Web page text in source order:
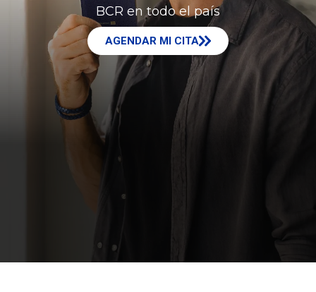
BCR en todo el país
AGENDAR MI CITA